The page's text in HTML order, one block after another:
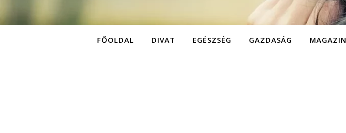
FŐOLDAL DIVAT EGÉSZSÉG GAZDASÁG MAGAZIN